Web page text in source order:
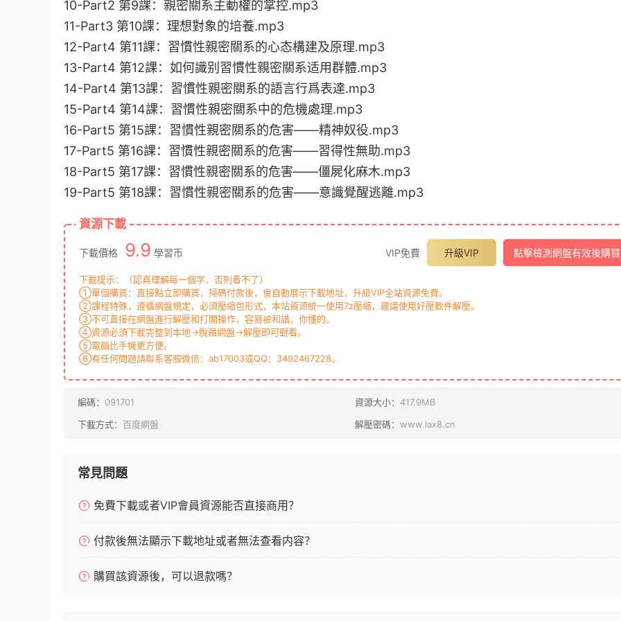
10-Part2 第9課：親密關系主動權的掌控.mp3
11-Part3 第10課：理想對象的培養.mp3
12-Part4 第11課：習慣性親密關系的心态構建及原理.mp3
13-Part4 第12課：如何識别習慣性親密關系适用群體.mp3
14-Part4 第13課：習慣性親密關系的語言行爲表達.mp3
15-Part4 第14課：習慣性親密關系中的危機處理.mp3
16-Part5 第15課：習慣性親密關系的危害——精神奴役.mp3
17-Part5 第16課：習慣性親密關系的危害——習得性無助.mp3
18-Part5 第17課：習慣性親密關系的危害——僵屍化麻木.mp3
19-Part5 第18課：習慣性親密關系的危害——意識覺醒逃離.mp3
資源下載
下載價格 9.9 學習币 VIP免費 升級VIP 點擊檢測網盤有效後購買
下載提示：（認真理解每一個字，否則看不了）
①單個購買：直接點立即購買，掃碼付款後，會自動展示下載地址，升級VIP全站資源免費。
②課程特殊，遵循網盤規定，必須壓縮包形式，本站資源統一使用7z壓縮，建議使用好壓軟件解壓。
③不可直接在網盤進行解壓和打開操作，容易被和諧，你懂的。
④資源必須下載完整到本地→脫離網盤→解壓即可觀看。
⑤電腦比手機更方便。
⑥有任何問題請聯系客服微信：ab17003或QQ：3492467228。
編碼： 091701 資源大小： 417.9MB
下載方式： 百度網盤 解壓密碼： www.lax8.cn
常見問題
免費下載或者VIP會員資源能否直接商用？
付款後無法顯示下載地址或者無法查看内容？
購買該資源後，可以退款嗎？